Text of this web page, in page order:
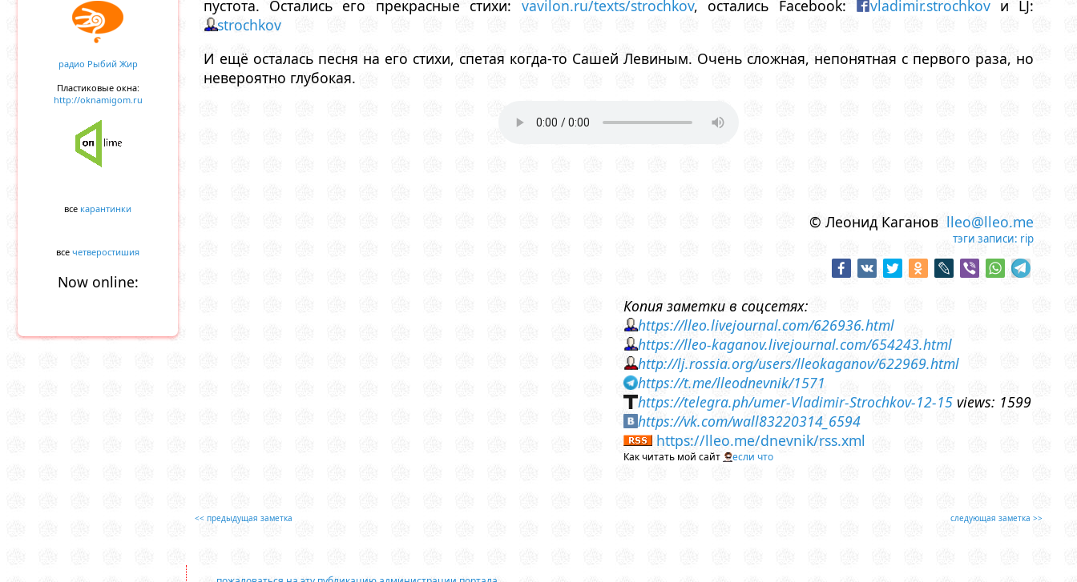
радио Рыбий Жир
Пластиковые окна:
http://oknamigom.ru
все карантинки
все четверостишия
Now online:
пустота. Остались его прекрасные стихи: vavilon.ru/texts/strochkov, остались Facebook: vladimir.strochkovи LJ:
strochkov
И ещё осталась песня на его стихи, спетая когда-то Сашей Левиным. Очень сложная, непонятная с первого раза, но
невероятно глубокая.
© Леонид Каганов lleo@lleo.me
тэги записи: rip
Копия заметки в соцсетях:
https://lleo.livejournal.com/626936.html
https://lleo-kaganov.livejournal.com/654243.html
http://lj.rossia.org/users/lleokaganov/622969.html
https://t.me/lleodnevnik/1571
https://telegra.ph/umer-Vladimir-Strochkov-12-15 views: 1599
https://vk.com/wall83220314_6594
https://lleo.me/dnevnik/rss.xml
Как читать мой сайт если что
<< предыдущая заметка следующая заметка >>